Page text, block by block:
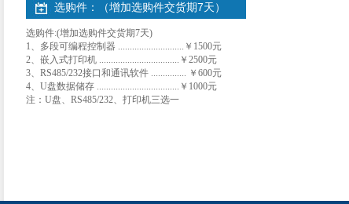
选购件：（增加选购件交货期7天）
选购件:(增加选购件交货期7天)
1、多段可编程控制器 ............................￥1500元
2、嵌入式打印机 ..................................￥2500元
3、RS485/232接口和通讯软件 ............... ￥600元
4、U盘数据储存 ...................................￥1000元
注：U盘、RS485/232、打印机三选一